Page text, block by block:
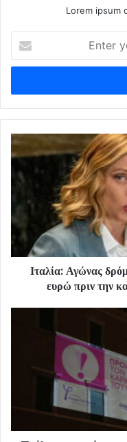
Lorem ipsum
your
Email
Ιταλία: Αγώνας
ευρώ πριν την